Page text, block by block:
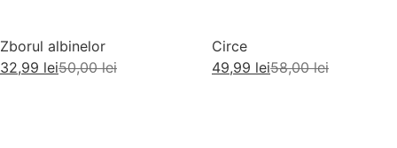
Zborul albinelor
50,00lei
32,99 lei
Circe
58,00lei
49,99 lei